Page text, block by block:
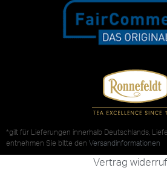
*gilt für Lieferungen innerhalb Deutschlands,
entnehmen Sie bitte den Versandinformationen
Vertrag